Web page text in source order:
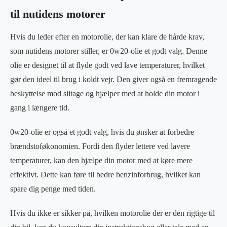
til nutidens motorer
Hvis du leder efter en motorolie, der kan klare de hårde krav,
som nutidens motorer stiller, er 0w20-olie et godt valg. Denne
olie er designet til at flyde godt ved lave temperaturer, hvilket
gør den ideel til brug i koldt vejr. Den giver også en fremragende
beskyttelse mod slitage og hjælper med at holde din motor i
gang i længere tid.
0w20-olie er også et godt valg, hvis du ønsker at forbedre
brændstoføkonomien. Fordi den flyder lettere ved lavere
temperaturer, kan den hjælpe din motor med at køre mere
effektivt. Dette kan føre til bedre benzinforbrug, hvilket kan
spare dig penge med tiden.
Hvis du ikke er sikker på, hvilken motorolie der er den rigtige til